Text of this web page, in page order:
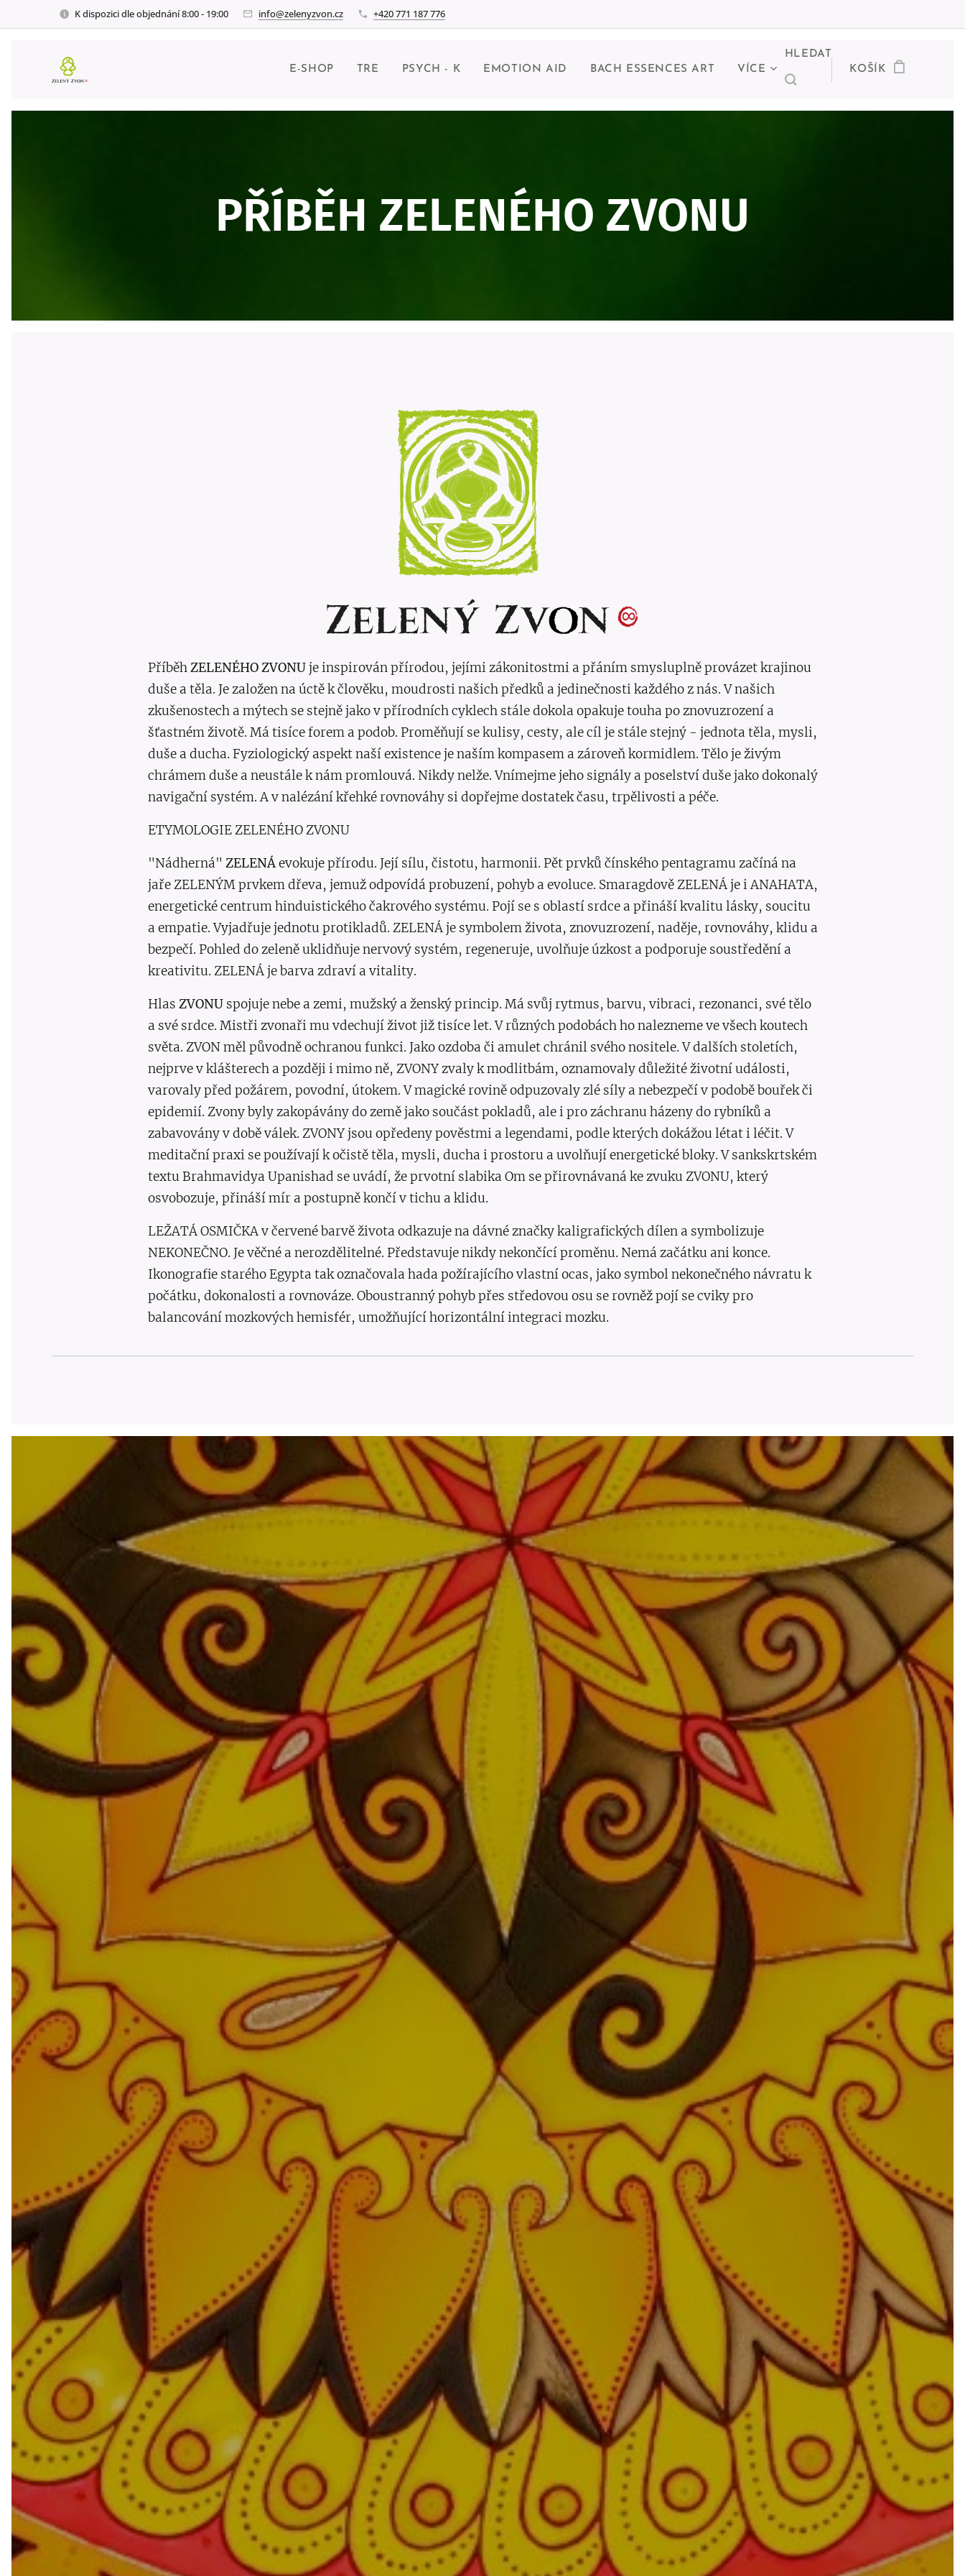
K dispozici dle objednání 8:00 - 19:00 info@zelenyzvon.cz +420 771 187 776
E-SHOP TRE PSYCH - K EMOTION AID BACH ESSENCES ART VÍCE
HLEDAT
KOŠÍK
PŘÍBĚH ZELENÉHO ZVONU
PříběhZELENÉHO ZVONUje inspirován přírodou, jejími zákonitostmi a přáním smysluplně provázet krajinou
duše a těla. Je založen na úctě k člověku, moudrosti našich předků a jedinečnosti každého z nás. V našich
zkušenostech a mýtech se stejně jako v přírodních cyklech stále dokola opakuje touha po znovuzrození a
šťastném životě. Má tisíce forem a podob. Proměňují se kulisy, cesty, ale cíl je stále stejný - jednota těla, mysli,
duše a ducha. Fyziologický aspekt naší existence je naším kompasem a zároveň kormidlem. Tělo je živým
chrámem duše a neustále k nám promlouvá. Nikdy nelže. Vnímejme jeho signály a poselství duše jako dokonalý
navigační systém. A v nalézání křehké rovnováhy si dopřejme dostatek času, trpělivosti a péče.
ETYMOLOGIE ZELENÉHO ZVONU
"Nádherná" ZELENÁevokuje přírodu. Její sílu, čistotu, harmonii. Pět prvků čínského pentagramu začíná na
jaře ZELENÝM prvkem dřeva, jemuž odpovídá probuzení, pohyb a evoluce. Smaragdově ZELENÁ je i ANAHATA,
energetické centrum hinduistického čakrového systému. Pojí se s oblastí srdce a přináší kvalitu lásky, soucitu
a empatie. Vyjadřuje jednotu protikladů. ZELENÁ je symbolem života, znovuzrození, naděje, rovnováhy, klidu a
bezpečí. Pohled do zeleně uklidňuje nervový systém, regeneruje, uvolňuje úzkost a podporuje soustředění a
kreativitu. ZELENÁ je barva zdraví a vitality.
Hlas ZVONU spojuje nebe a zemi, mužský a ženský princip. Má svůj rytmus, barvu, vibraci, rezonanci, své tělo
a své srdce. Mistři zvonaři mu vdechují život již tisíce let. V různých podobách ho nalezneme ve všech koutech
světa. ZVON měl původně ochranou funkci. Jako ozdoba či amulet chránil svého nositele. V dalších stoletích,
nejprve v klášterech a později i mimo ně, ZVONY zvaly k modlitbám, oznamovaly důležité životní události,
varovaly před požárem, povodní, útokem. V magické rovině odpuzovaly zlé síly a nebezpečí v podobě bouřek či
epidemií. Zvony byly zakopávány do země jako součást pokladů, ale i pro záchranu házeny do rybníků a
zabavovány v době válek. ZVONY jsou opředeny pověstmi a legendami, podle kterých dokážou létat i léčit. V
meditační praxi se používají k očistě těla, mysli, ducha i prostoru a uvolňují energetické bloky. V sankskrtském
textu Brahmavidya Upanishad se uvádí, že prvotní slabika Om se přirovnávaná ke zvuku ZVONU, který
osvobozuje, přináší mír a postupně končí v tichu a klidu.
LEŽATÁ OSMIČKA v červené barvě života odkazuje na dávné značky kaligrafických dílen a symbolizuje
NEKONEČNO. Je věčné a nerozdělitelné. Představuje nikdy nekončící proměnu. Nemá začátku ani konce.
Ikonografie starého Egypta tak označovala hada požírajícího vlastní ocas, jako symbol nekonečného návratu k
počátku, dokonalosti a rovnováze. Oboustranný pohyb přes středovou osu se rovněž pojí se cviky pro
balancování mozkových hemisfér, umožňující horizontální integraci mozku.